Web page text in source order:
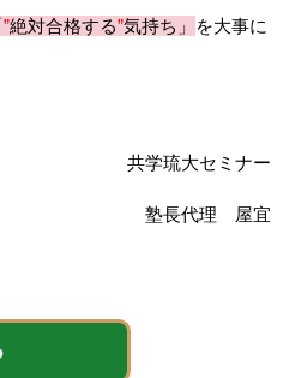
”絶対合格する”気持ち」
を大事に
共学琉大セミナー
塾長代理 屋宜